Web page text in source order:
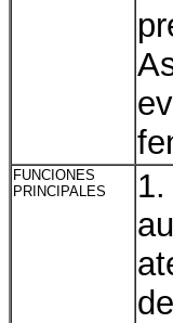
FUNCIONES
PRINCIPALES